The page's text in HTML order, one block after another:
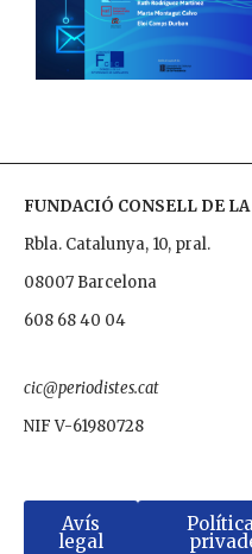
FUNDACIÓ CONSELL DE
Rbla. Catalunya, 10, pral.
08007 Barcelona
608 68 40 04
cic@periodistes.cat
NIF V-61980728
Avís
legal